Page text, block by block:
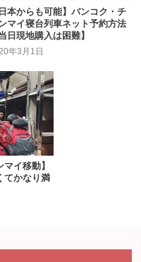
日本からも可能】バンコク・チ
マイ寝台列車ネット予約方法
当日現地購入は困難】
年3月1日
イ移動】
てかなり満